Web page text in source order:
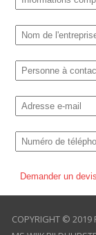
COPYRIGHT © 2019